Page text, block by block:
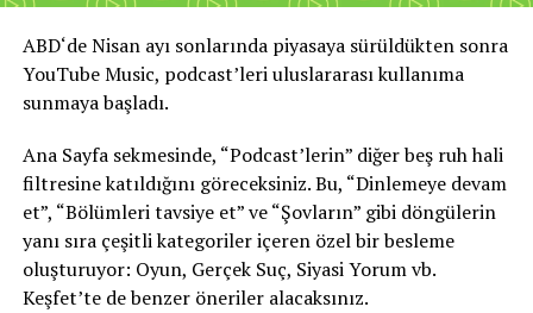
ABD‘deNisan ayı sonlarındapiyasaya sürüldükten sonra
YouTube Music, podcast’leri uluslararası kullanıma
sunmaya başladı.
Ana Sayfa sekmesinde, “Podcast’lerin” diğer beş ruh hali
filtresine katıldığını göreceksiniz. Bu, “Dinlemeye devam
et”, “Bölümleri tavsiye et” ve “Şovların” gibi döngülerin
yanı sıra çeşitli kategoriler içeren özel bir besleme
oluşturuyor: Oyun, Gerçek Suç, Siyasi Yorum vb.
Keşfet’te de benzer öneriler alacaksınız.